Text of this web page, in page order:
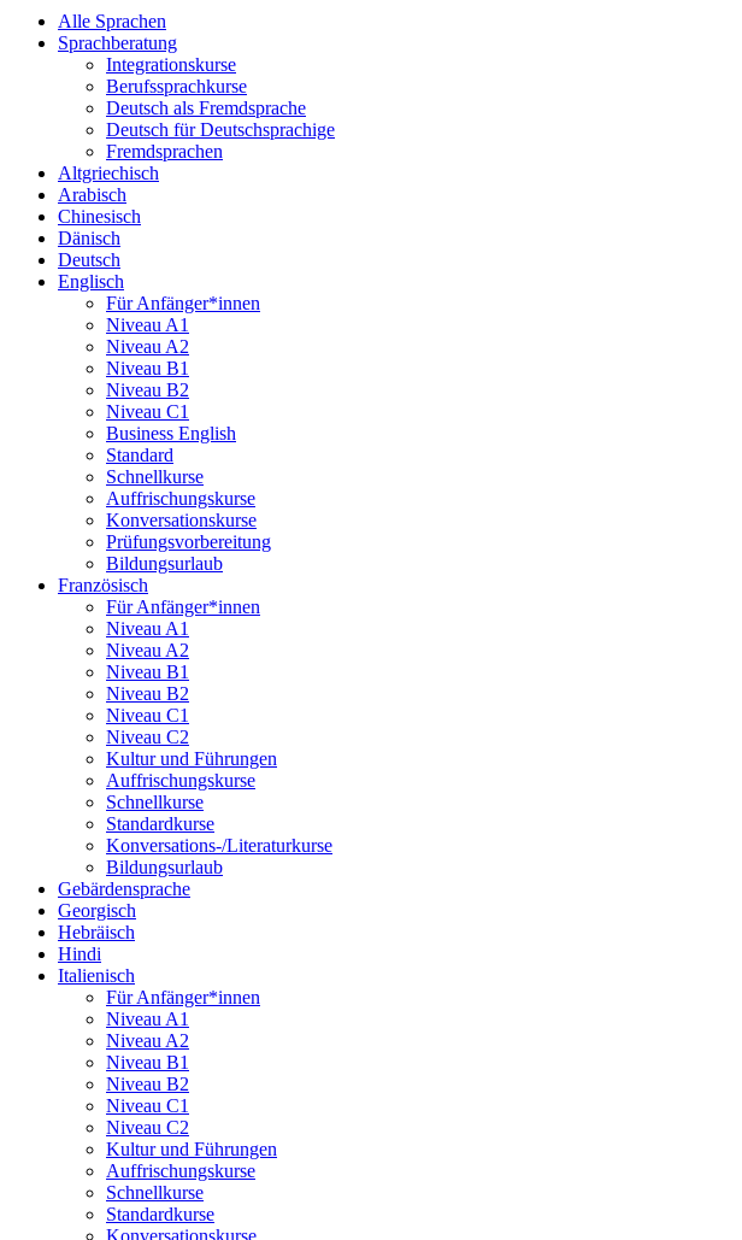
Alle Sprachen
Sprachberatung
Integrationskurse
Berufssprachkurse
Deutsch als Fremdsprache
Deutsch für Deutschsprachige
Fremdsprachen
Altgriechisch
Arabisch
Chinesisch
Dänisch
Deutsch
Englisch
Für Anfänger*innen
Niveau A1
Niveau A2
Niveau B1
Niveau B2
Niveau C1
Business English
Standard
Schnellkurse
Auffrischungskurse
Konversationskurse
Prüfungsvorbereitung
Bildungsurlaub
Französisch
Für Anfänger*innen
Niveau A1
Niveau A2
Niveau B1
Niveau B2
Niveau C1
Niveau C2
Kultur und Führungen
Auffrischungskurse
Schnellkurse
Standardkurse
Konversations-/Literaturkurse
Bildungsurlaub
Gebärdensprache
Georgisch
Hebräisch
Hindi
Italienisch
Für Anfänger*innen
Niveau A1
Niveau A2
Niveau B1
Niveau B2
Niveau C1
Niveau C2
Kultur und Führungen
Auffrischungskurse
Schnellkurse
Standardkurse
Konversationskurse